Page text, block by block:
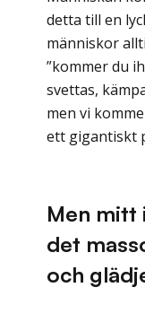
detta till en
människor
”kommer du
svettas,
men vi
ett gigantiskt
Men mitt
det
och